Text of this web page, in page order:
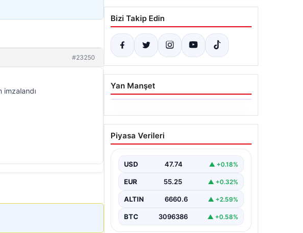
#23250
imzalandı
Bizi Takip Edin
Yan Manşet
06.08.2026
Dumanlar ilçeyi kapladı:
Bursa’da tamirhanede
Piyasa Verileri
USD 47.74 ▲ +0.18%
EUR 55.25 ▲ +0.32%
ALTIN 6660.6 ▲ +2.59%
BTC 3096386 ▲ +0.58%